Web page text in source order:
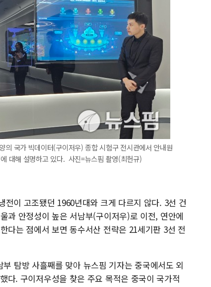
국가 빅데이터(구이저우) 종합 시험구 전시관에서 안내원
대해 설명하고 있다. 사진=뉴스핌 촬영(최헌규)
이 고조됐던 1960년대와 크게 다르지 않다. 3선 건
과 안정성이 높은 서남부(구이저우)로 이전, 연안에
다는 점에서 보면 동수서산 전략은 21세기판 3선 전
탐방 사흘째를 맞아 뉴스핌 기자는 중국에서도 외
다. 구이저우성을 찾은 주요 목적은 중국이 국가적